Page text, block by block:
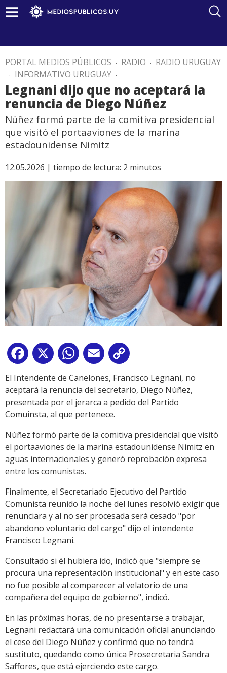
PORTAL MEDIOS PÚBLICOS . RADIO . RADIO URUGUAY
. INFORMATIVO URUGUAY .
Legnani dijo que no aceptará la
renuncia de Diego Núñez
Núñez formó parte de la comitiva presidencial
que visitó el portaaviones de la marina
estadounidense Nimitz
12.05.2026 | tiempo de lectura: 2 minutos
Facebook
X WhatsApp
Email
Link
El Intendente de Canelones, Francisco Legnani, no
aceptará la renuncia del secretario, Diego Núñez,
presentada por el jerarca a pedido del Partido
Comuinsta, al que pertenece.
Núñez formó parte de la comitiva presidencial que visitó
el portaaviones de la marina estadounidense Nimitz en
aguas internacionales y generó reprobación expresa
entre los comunistas.
Finalmente, el Secretariado Ejecutivo del Partido
Comunista reunido la noche del lunes resolvió exigir que
renunciara y al no ser procesada será cesado "por
abandono voluntario del cargo" dijo el intendente
Francisco Legnani.
Consultado si él hubiera ido, indicó que "siempre se
procura una representación institucional" y en este caso
no fue posible al comparecer al velatorio de una
compañera del equipo de gobierno", indicó.
En las próximas horas, de no presentarse a trabajar,
Legnani redactará una comunicación oficial anunciando
el cese del Diego Núñez y confirmó que no tendrá
sustituto, quedando como única Prosecretaria Sandra
Saffores, que está ejerciendo este cargo.